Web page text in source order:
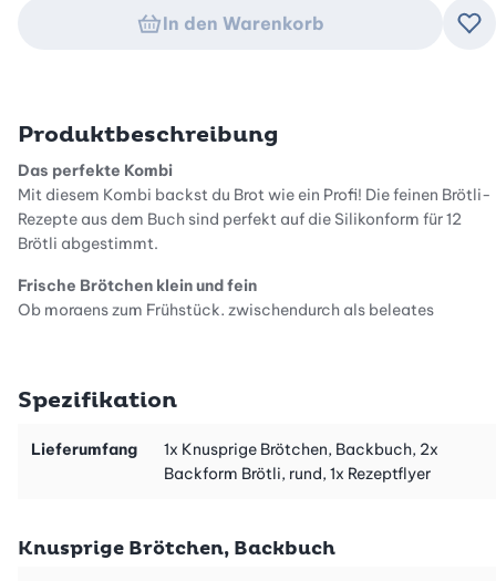
In den Warenkorb
Produktbeschreibung
Das perfekte Kombi
Mit diesem Kombi backst du Brot wie ein Profi! Die feinen Brötli-
Rezepte aus dem Buch sind perfekt auf die Silikonform für 12
Brötli abgestimmt.
Frische Brötchen klein und fein
Ob morgens zum Frühstück, zwischendurch als belegtes
das innen feucht ist und aussen kracht. Am besten noch
Brötchen» enthält 30 neue Rezepte aus unserer Tüftel-Brot-
Backstube: vom herzhaften Bauernbrötchen bis zum luftigen
Schnelle Rezepte ohne Aufwand
Spezifikation
Lieferumfang
1x Knusprige Brötchen, Backbuch, 2x
Backform Brötli, rund, 1x Rezeptflyer
Knusprige Brötchen, Backbuch